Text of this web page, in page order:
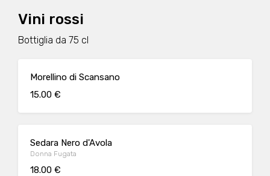
Vini rossi
Bottiglia da 75 cl
Morellino di Scansano
15.00 €
Sedara Nero d'Avola
Donna Fugata
18.00 €